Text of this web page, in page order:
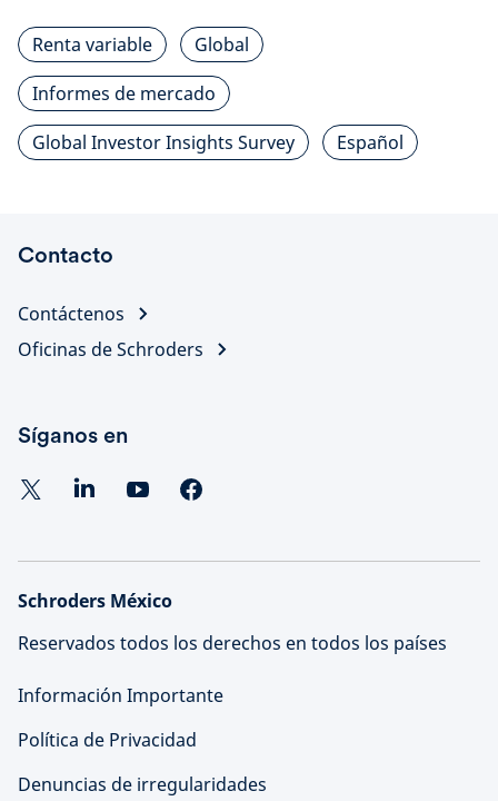
Renta variable
Global
Informes de mercado
Global Investor Insights Survey
Español
Contacto
Contáctenos
Oficinas de Schroders
Síganos en
Schroders México
Reservados todos los derechos en todos los países
Información Importante
Política de Privacidad
Denuncias de irregularidades